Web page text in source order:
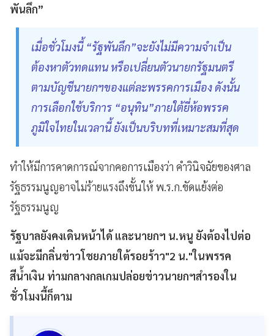
พันลึก”
เมื่อชั่วโมงนี้ “รัฐพันลึก”จะยังไม่มีความจำเป็น
ต้องหาตัวทดแทน หรือเปลี่ยนตัวนายกรัฐมนตรี
ตามบัญชีนายกฯของแต่ละพรรคการเมือง ดังนั้น
การเลือกใช้บริการ “อนุทิน”ภายใต้ยี่ห้อพรรค
ภูมิใจไทยในเวลานี้ ยังเป็นบริบทที่เหมาะสมที่สุด
ทำให้มีการคาดการณ์จากคอการเมืองว่า คำวินิจฉัยของศาล
รัฐธรรมนูญอาจไม่ร้ายแรงถึงขั้นให้ พ.ร.ก.ขัดแย้งต่อ
รัฐธรรมนูญ
รัฐบาลยังคงเดินหน้าได้ และนายกฯ น.หนู ยังต้องไปต่อ
แม้จะมีกลิ่นข่าวโชยภายใต้รอยร้าว"2 น."ในพรรค
สีน้ำเงิน ท่ามกลางกลเกมปล่อยข่าวนายกฯสำรองใน
ชั่วโมงนี้ก็ตาม